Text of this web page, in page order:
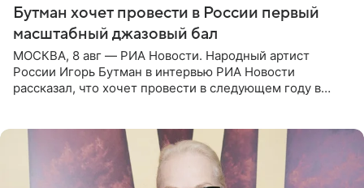
Бутман хочет провести в России первый
масштабный джазовый бал
МОСКВА, 8 авг — РИА Новости. Народный артист
России Игорь Бутман в интервью РИА Новости
рассказал, что хочет провести в следующем году в